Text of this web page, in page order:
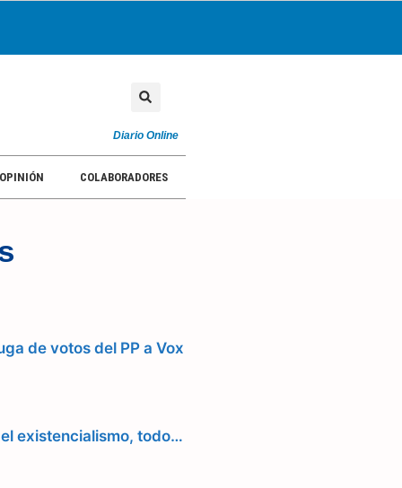
Diario Online
OPINIÓN COLABORADORES
de votos del PP a Vox
existencialismo, todo…